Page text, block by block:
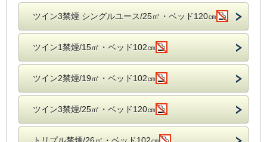
ツイン3禁煙 シングルユース/25㎡・ベッド120㎝
ツイン1禁煙/15㎡・ベッド102㎝
ツイン2禁煙/19㎡・ベッド102㎝
ツイン3禁煙/25㎡・ベッド120㎝